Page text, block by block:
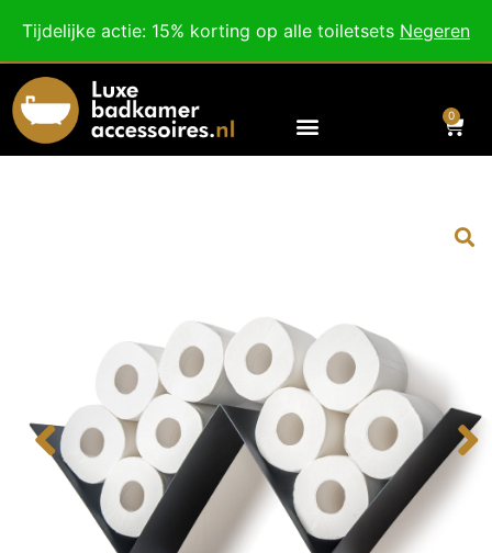
Tijdelijke actie: 15% korting op alle toiletsets Negeren
Voor 18:00 besteld, morgen in huis!
0